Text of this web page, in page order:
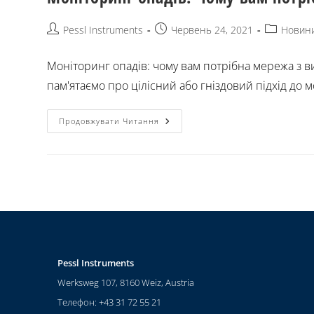
Pessl Instruments Червень 24, 2021
Моніторинг опадів: чому вам потрібна мережа з
пам'ятаємо про цілісний або гніздовий підхід до
Продовжувати Читання
Pessl Instruments
Werksweg 107, 8160 Weiz, Austria
Телефон: +43 31 72 55 21